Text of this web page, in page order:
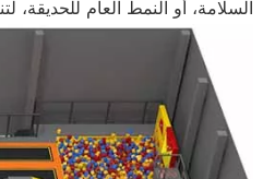
السلامة، أو النمط العام للحديقة،